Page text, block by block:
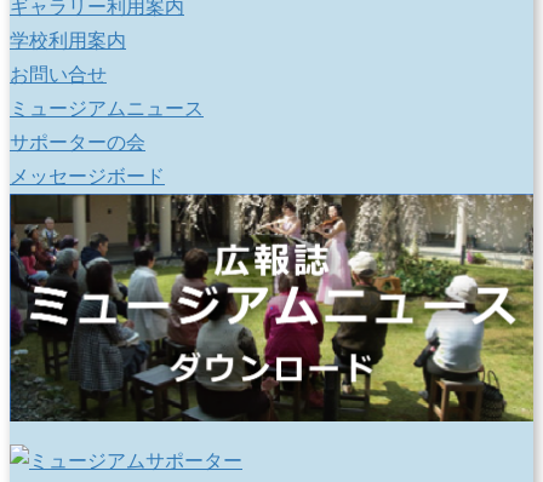
ギャラリー利用案内
学校利用案内
お問い合せ
ミュージアムニュース
サポーターの会
メッセージボード